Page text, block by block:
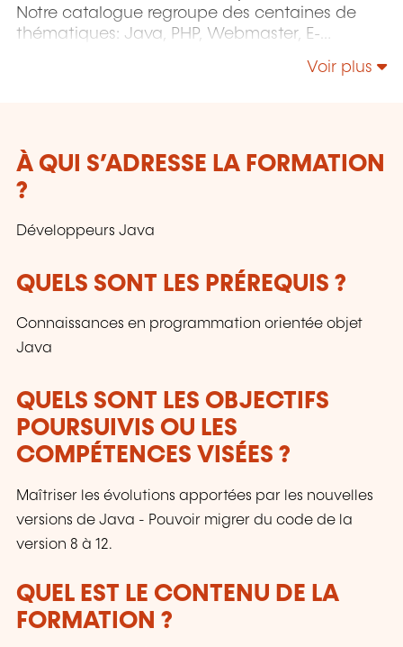
Notre catalogue regroupe des centaines de
thématiques: Java, PHP, Webmaster, E-
Autocad, Photoshop, l'intelligence artificielle,
Voir plus
À QUI S’ADRESSE LA FORMATION
?
Développeurs Java
QUELS SONT LES PRÉREQUIS ?
Connaissances en programmation orientée objet
Java
QUELS SONT LES OBJECTIFS
POURSUIVIS OU LES
COMPÉTENCES VISÉES ?
Maîtriser les évolutions apportées par les nouvelles
versions de Java - Pouvoir migrer du code de la
version 8 à 12.
QUEL EST LE CONTENU DE LA
FORMATION ?